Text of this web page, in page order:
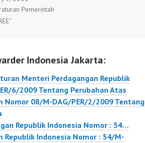
Besi Atau Baja
Pemerintah
Peraturan Menteri
05/M-DAG/PER/4/2005
Tentang…
Indonesia Jakarta:
Menteri Perdagangan Republik
6/2009 Tentang Perubahan Atas
Nomor 08/M-DAG/PER/2/2009 Tentang
Republik Indonesia Nomor : 54…
Indonesia Nomor : 54/M-